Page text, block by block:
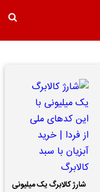
شارژ کالابرگ یک میلیونی